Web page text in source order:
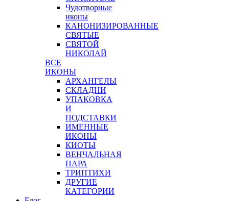
Чудотворные
иконы
КАНОНИЗИРОВАННЫЕ
СВЯТЫЕ
СВЯТОЙ
НИКОЛАЙ
ВСЕ
ИКОНЫ
АРХАНГЕЛЫ
СКЛАДНИ
УПАКОВКА
И
ПОДСТАВКИ
ИМЕННЫЕ
ИКОНЫ
КИОТЫ
ВЕНЧАЛЬНАЯ
ПАРА
ТРИПТИХИ
ДРУГИЕ
КАТЕГОРИИ